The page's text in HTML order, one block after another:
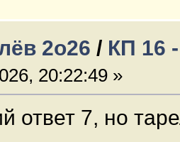
2о26 / КП 16
20:22:49 »
ответ 7, но